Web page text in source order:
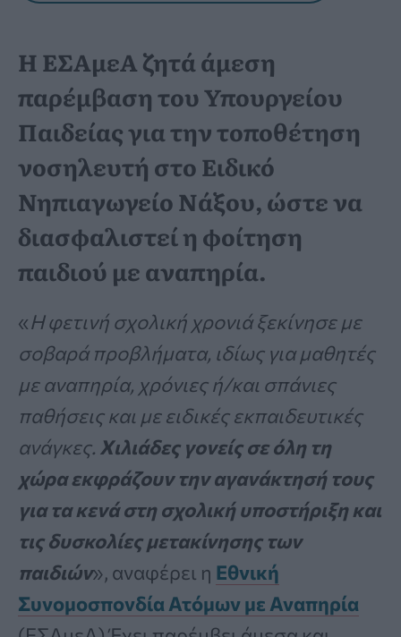
Η ΕΣΑμεΑ ζητά άμεση
παρέμβαση του Υπουργείου
Παιδείας για την τοποθέτηση
νοσηλευτή στο Ειδικό
Νηπιαγωγείο Νάξου, ώστε να
διασφαλιστεί η φοίτηση
παιδιού με αναπηρία.
«Η φετινή σχολική χρονιά ξεκίνησε με
σοβαρά προβλήματα, ιδίως για μαθητές
με αναπηρία, χρόνιες ή/και σπάνιες
παθήσεις και με ειδικές εκπαιδευτικές
ανάγκες. Χιλιάδες γονείς σε όλη τη
χώρα εκφράζουν την αγανάκτησή τους
για τα κενά στη σχολική υποστήριξη και
τις δυσκολίες μετακίνησης των
παιδιών», αναφέρει η Εθνική
Συνομοσπονδία Ατόμων με Αναπηρία